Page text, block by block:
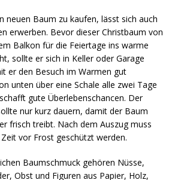
neuen Baum zu kaufen, lässt sich auch
erwerben. Bevor dieser Christbaum von
Balkon für die Feiertage ins warme
sollte er sich in Keller oder Garage
er den Besuch im Warmen gut
unten über eine Schale alle zwei Tage
gute Überlebenschancen. Der
nur kurz dauern, damit der Baum
frisch treibt. Nach dem Auszug muss
vor Frost geschützt werden.
Baumschmuck gehören Nüsse,
Obst und Figuren aus Papier, Holz,